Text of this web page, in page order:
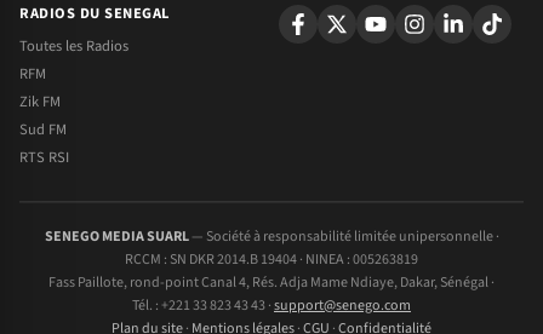
RADIOS DU SENEGAL
Toutes les Radios
RFM
Zik FM
Sud FM
RTS RSI
SENEGO MEDIA SUARL— Société à responsabilité limitée unipersonnelle ·
RCCM : SN DKR 2014.B 19404 · NINEA : 005263819
Fass Paillote, rond-point Canal 4, Rés. Adja Mame Ndiaye, Dakar, Sénégal ·
Tél. : +221 33 823 43 43 ·support@senego.com
Plan du site· Mentions légales·CGU ·Confidentialité